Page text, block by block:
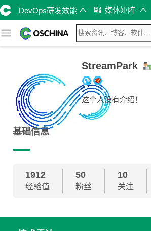
DevOps研发效能 媒体矩阵
StreamPark
这个人没有介绍！
基础信息
1912
经验值
50
粉丝
10
关注